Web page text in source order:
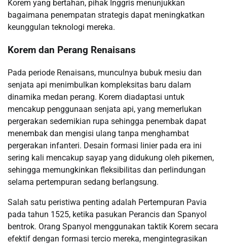
Korem yang bertahan, pihak Inggris menunjukkan
bagaimana penempatan strategis dapat meningkatkan
keunggulan teknologi mereka.
Korem dan Perang Renaisans
Pada periode Renaisans, munculnya bubuk mesiu dan
senjata api menimbulkan kompleksitas baru dalam
dinamika medan perang. Korem diadaptasi untuk
mencakup penggunaan senjata api, yang memerlukan
pergerakan sedemikian rupa sehingga penembak dapat
menembak dan mengisi ulang tanpa menghambat
pergerakan infanteri. Desain formasi linier pada era ini
sering kali mencakup sayap yang didukung oleh pikemen,
sehingga memungkinkan fleksibilitas dan perlindungan
selama pertempuran sedang berlangsung.
Salah satu peristiwa penting adalah Pertempuran Pavia
pada tahun 1525, ketika pasukan Perancis dan Spanyol
bentrok. Orang Spanyol menggunakan taktik Korem secara
efektif dengan formasi tercio mereka, mengintegrasikan